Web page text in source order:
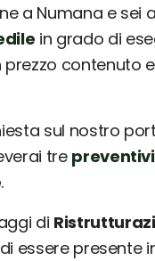
a Numana e sei
in grado di
prezzo contenuto
sul nostro
tre
.
di
essere presente